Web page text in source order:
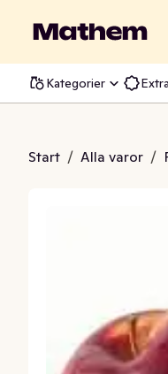
Kategorier
Start / Alla varor /
crisp 4-pack Klass1